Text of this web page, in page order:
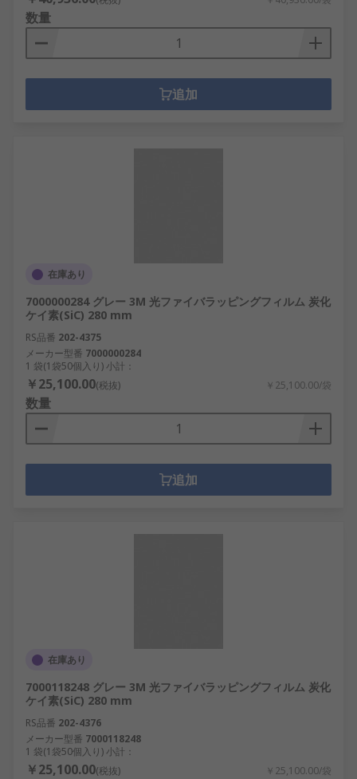
数量
追加
在庫あり
7000000284 グレー 3M 光ファイバラッピングフィルム 炭化
ケイ素(SiC) 280 mm
RS品番 202-4375
メーカー型番 7000000284
1 袋(1袋50個入り) 小計：
￥25,100.00(税抜) ￥25,100.00/袋
数量
追加
在庫あり
7000118248 グレー 3M 光ファイバラッピングフィルム 炭化
ケイ素(SiC) 280 mm
RS品番 202-4376
メーカー型番 7000118248
1 袋(1袋50個入り) 小計：
￥25,100.00(税抜) ￥25,100.00/袋